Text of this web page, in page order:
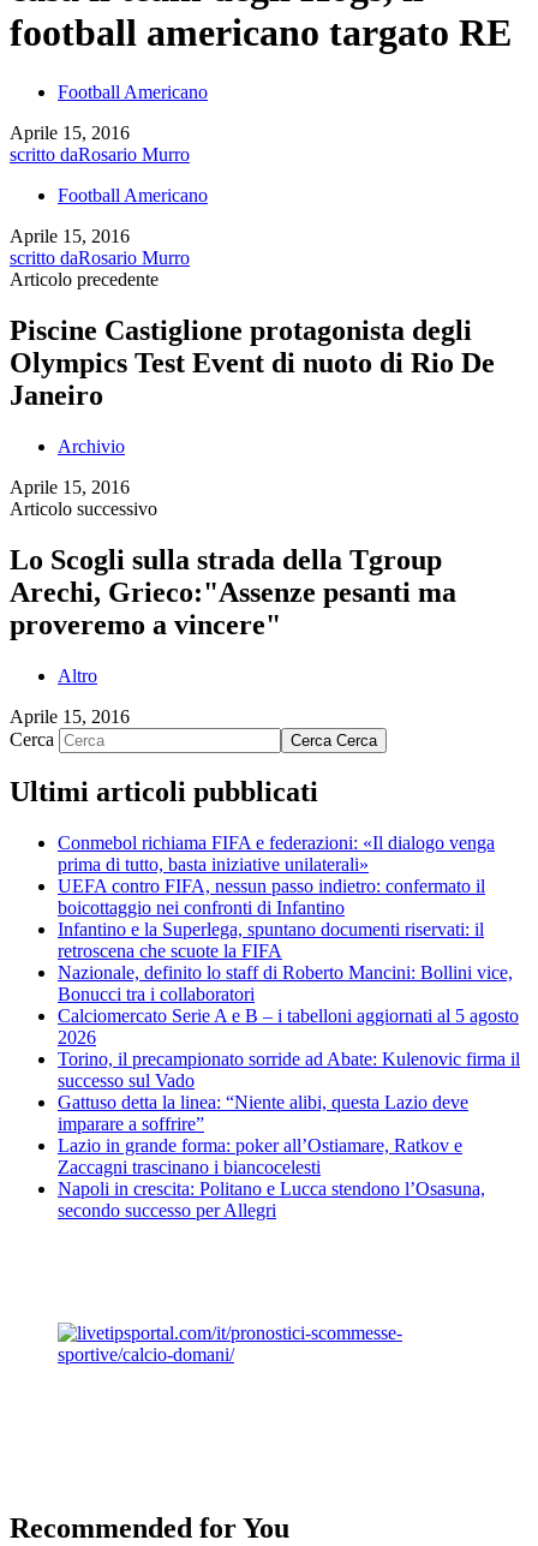
football americano targato RE
Football Americano
Aprile 15, 2016
scritto daRosario Murro
Football Americano
Aprile 15, 2016
scritto daRosario Murro
Articolo precedente
Piscine Castiglione protagonista degli
Olympics Test Event di nuoto di Rio De
Janeiro
Archivio
Aprile 15, 2016
Articolo successivo
Lo Scogli sulla strada della Tgroup
Arechi, Grieco:"Assenze pesanti ma
proveremo a vincere"
Altro
Aprile 15, 2016
Cerca
Cerca Cerca
Ultimi articoli pubblicati
Conmebol richiama FIFA e federazioni: «Il dialogo venga
prima di tutto, basta iniziative unilaterali»
UEFA contro FIFA, nessun passo indietro: confermato il
boicottaggio nei confronti di Infantino
Infantino e la Superlega, spuntano documenti riservati: il
retroscena che scuote la FIFA
Nazionale, definito lo staff di Roberto Mancini: Bollini vice,
Bonucci tra i collaboratori
Calciomercato Serie A e B – i tabelloni aggiornati al 5 agosto
2026
Torino, il precampionato sorride ad Abate: Kulenovic firma il
successo sul Vado
Gattuso detta la linea: “Niente alibi, questa Lazio deve
imparare a soffrire”
Lazio in grande forma: poker all’Ostiamare, Ratkov e
Zaccagni trascinano i biancocelesti
Napoli in crescita: Politano e Lucca stendono l’Osasuna,
secondo successo per Allegri
Recommended for You